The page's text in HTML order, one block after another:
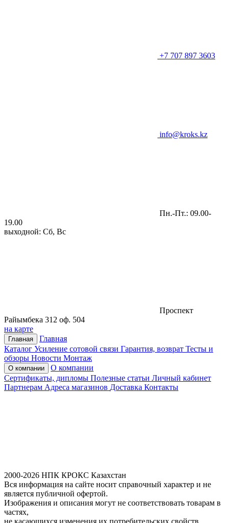
+7 707 897 3603
info@kroks.kz
Пн.-Пт.: 09.00-
19.00
выходной: Сб, Вс
Проспект
Райымбека 312 оф. 504
на карте
Главная
Главная
Каталог Усиление сотовой связи Гарантия, возврат Тесты и
обзоры Новости Монтаж
О компании
О компании
Сертификаты, дипломы Полезные статьи Личный кабинет
Партнерам Адреса магазинов Доставка Контакты
2000-2026 НПК КРОКС Казахстан
Вся информация на сайте носит справочный характер и не
является публичной офертой.
Изображения и описания могут не соответствовать товарам в
частях,
не касающихся изменения их потребительских свойств